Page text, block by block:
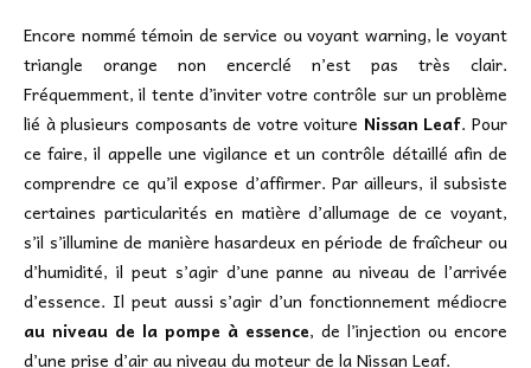
Encore nommé témoin de service ou voyant warning, le voyant
triangle orange non encerclé n’est pas très clair.
Fréquemment, il tente d’inviter votre contrôle sur un problème
lié à plusieurs composants de votre voiture Nissan Leaf. Pour
ce faire, il appelle une vigilance et un contrôle détaillé afin de
comprendre ce qu’il expose d’affirmer. Par ailleurs, il subsiste
certaines particularités en matière d’allumage de ce voyant,
s’il s’illumine de manière hasardeux en période de fraîcheur ou
d’humidité, il peut s’agir d’une panne au niveau de l’arrivée
d’essence. Il peut aussi s’agir d’un fonctionnement médiocre
au niveau de la pompe à essence, de l’injection ou encore
d’une prise d’air au niveau du moteur de la Nissan Leaf.